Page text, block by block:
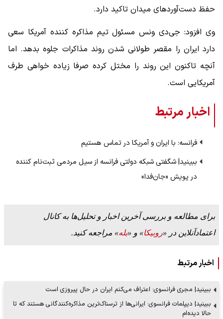
حفظ دست‌آوردهای میدان تاکید دارد.
وی افزود: جی‌دی ونس مسئول تیم مذاکره کننده آمریکا سعی
دارد ایران را مقصر طولانی شدن روند مذاکرات جلوه بدهد. اما
آنچه تاکنون این روند را مختل کرده صرفا زیاده خواهی طرف
آمریکایی است.
اخبار مرتبط
فرانسه: با ایران و آمریکا در تماس هستیم
ببینید| شگفتی شبکه دولتی فرانسه از سیل مردمی ثبت‌نام کننده
در پویش «جان‌فدا»
برای مطالعه و بررسی آخرین اخبار و تحلیل‌ها به کانال
اعتمادآنلاین در «روبیکا» و «بله» مراجعه کنید.
اخبار مرتبط
ببینید| مجری فرانسوی: اعتراف می‌کنم ایران در حال پیروزی است
ببینید| دیپلمات فرانسوی: ایرانی‌ها از ترسناک‌ترین مذاکره‌کنندگانی هستند که تا
حالا دیده‌ام